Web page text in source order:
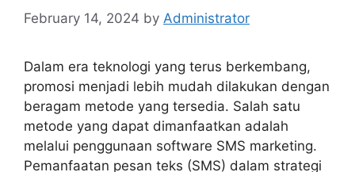
February 14, 2024 by Administrator
Dalam era teknologi yang terus berkembang,
promosi menjadi lebih mudah dilakukan dengan
beragam metode yang tersedia. Salah satu
metode yang dapat dimanfaatkan adalah
melalui penggunaan software SMS marketing.
Pemanfaatan pesan teks (SMS) dalam strategi